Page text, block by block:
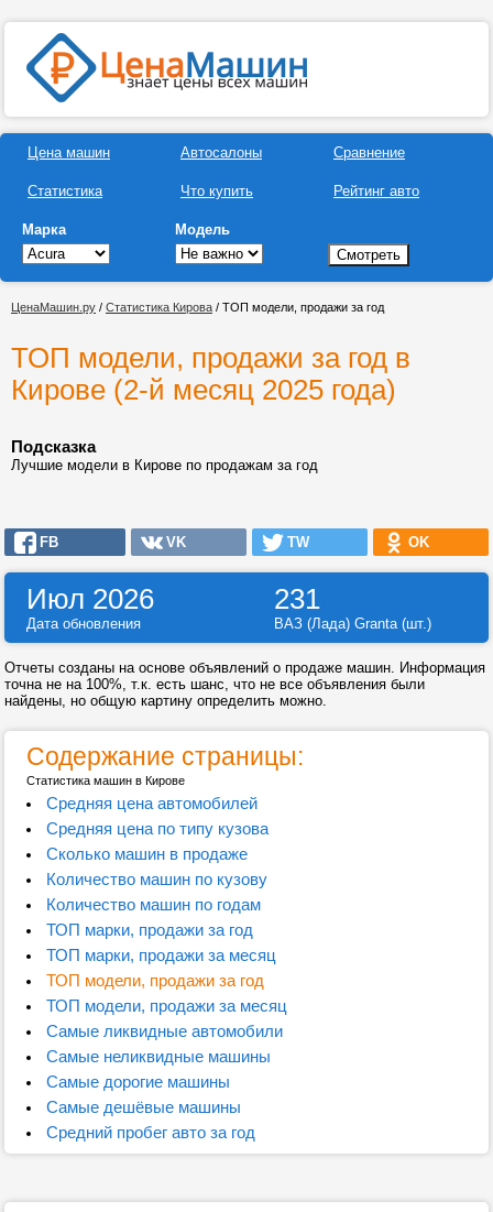
Цена машин
Статистика
Автосалоны
Что купить
Сравнение
Рейтинг авто
Марка Модель
ЦенаМашин.ру / Статистика Кирова / ТОП модели, продажи за год
ТОП модели, продажи за год в
Кирове (2-й месяц 2025 года)
Подсказка
Лучшие модели в Кирове по продажам за год
FB VK TW OK
Июл 2026 231
Дата обновления ВАЗ (Лада) Granta (шт.)
Отчеты созданы на основе объявлений о продаже машин. Информация
точна не на 100%, т.к. есть шанс, что не все объявления были
найдены, но общую картину определить можно.
Содержание страницы:
Статистика машин в Кирове
Средняя цена автомобилей
Средняя цена по типу кузова
Сколько машин в продаже
Количество машин по кузову
Количество машин по годам
ТОП марки, продажи за год
ТОП марки, продажи за месяц
ТОП модели, продажи за год
ТОП модели, продажи за месяц
Самые ликвидные автомобили
Самые неликвидные машины
Самые дорогие машины
Самые дешёвые машины
Средний пробег авто за год